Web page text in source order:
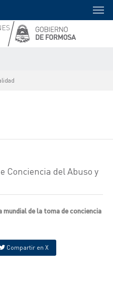
Conciencia del Abuso y
mundial de la toma de conciencia
Compartir en X